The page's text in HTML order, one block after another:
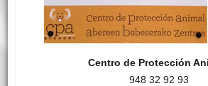
Centro de Protección
948 32 92 93